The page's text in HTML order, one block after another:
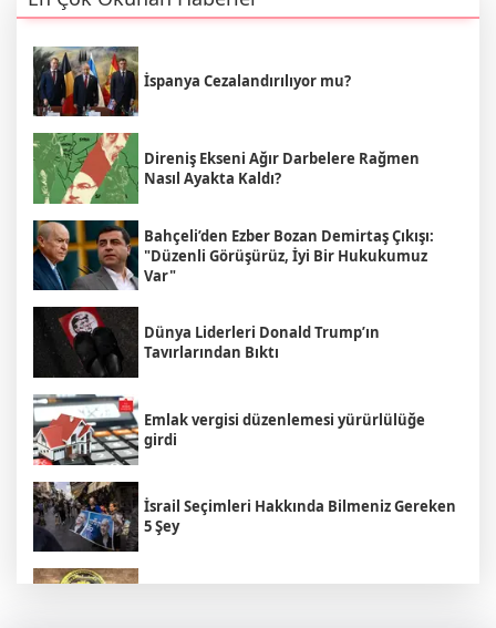
İspanya Cezalandırılıyor mu?
Direniş Ekseni Ağır Darbelere Rağmen
Nasıl Ayakta Kaldı?
Bahçeli’den Ezber Bozan Demirtaş Çıkışı:
"Düzenli Görüşürüz, İyi Bir Hukukumuz
Var"
Dünya Liderleri Donald Trump’ın
Tavırlarından Bıktı
Emlak vergisi düzenlemesi yürürlülüğe
girdi
İsrail Seçimleri Hakkında Bilmeniz Gereken
5 Şey